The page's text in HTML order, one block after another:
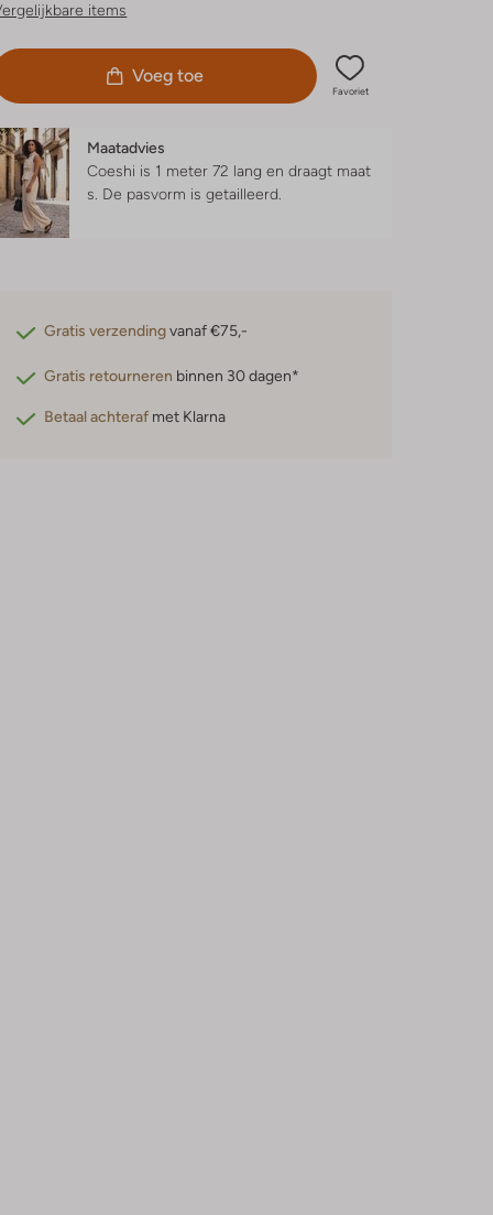
items
Voeg toe
Favoriet
Maatadvies
Coeshi is 1 meter 72 lang en draagt maat
s. De pasvorm isgetailleerd
Gratis verzendingvanaf €75,-
Gratis retourneren binnen 30 dagen*
Betaal achteraf met Klarna